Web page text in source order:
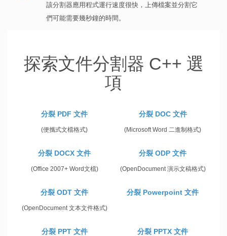
該分割器應用程式運行速度很快，上傳檔案並分割它
們可能需要幾秒鐘的時間。
探索文件分割器 C++ 選
項
分裂 PDF 文件
(便攜式文檔格式)
分裂 DOC 文件
(Microsoft Word 二進制格式)
分裂 DOCX 文件
(Office 2007+ Word文檔)
分裂 ODP 文件
(OpenDocument 演示文稿格式)
分裂 ODT 文件
(OpenDocument 文本文件格式)
分裂 Powerpoint 文件
分裂 PPT 文件 分裂 PPTX 文件